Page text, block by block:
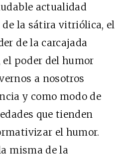
actualidad
de la sátira vitriólica, el
de la carcajada
el poder del humor
a nosotros
y como modo de
que tienden
el humor.
misma de la